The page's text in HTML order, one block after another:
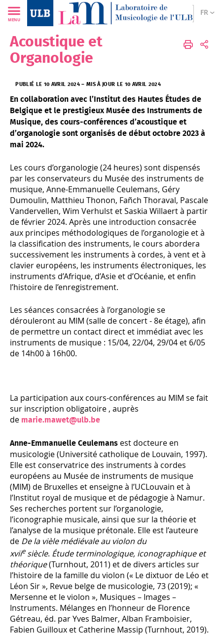
FR
MENU
LAM FR Recherche
Acoustique et
Organologie
PUBLIÉ LE 10 AVRIL 2024 – MIS À JOUR LE 10 AVRIL 2024
En collaboration avec l’Institut des Hautes Études de
Belgique et le prestigieux Musée des Instruments de
Musique, des cours-conférences d’acoustique et
d’organologie sont organisés de début octobre 2023 à
mai 2024.
Les cours d’organologie (24 heures) sont dispensés
par les conservateurs du Musée des instruments de
musique, Anne-Emmanuelle Ceulemans, Géry
Dumoulin, Matthieu Thonon, Fañch Thoraval, Pascale
Vandervellen, Wim Verhulst et Saskia Willaert à partir
de février 2024. Après une introduction consacrée
aux principes méthodologiques de l’organologie et à
la classification des instruments, le cours abordera
successivement les instruments à cordes, à vent et à
clavier européens, les instruments électroniques, les
instruments d’Afrique, d’Asie et d’Océanie, et enfin
l’histoire de l’enregistrement.
Les séances consacrées à l’organologie se
dérouleront au MIM (salle de concert - 8e étage), afin
de permettre un contact direct et immédiat avec les
instruments de musique : 15/04, 22/04, 29/04 et 6/05
de 14h00 à 16h00.
La participation aux cours-conférences au MIM se fait
sur inscription obligatoire , auprès
de marie.mawet@ulb.be
Anne-Emmanuelle Ceulemans est docteure en
musicologie (Université catholique de Louvain, 1997).
Elle est conservatrice des instruments à cordes
européens au Musée de instruments de musique
(MIM) de Bruxelles et enseigne à l’UCLouvain et à
l’Institut royal de musique et de pédagogie à Namur.
Ses recherches portent sur l’organologie,
l’iconographie musicale, ainsi que sur la théorie et
l’analyse de la musique prétonale. Elle est l’auteure
de De la vièle médiévale au violon du
xviiesiècle. Étude terminologique, iconographique et
théorique(Turnhout, 2011) et de divers articles sur
l’histoire de la famille du violon (« Le dixtuor de Léo et
Léon Sir », Revue belge de musicologie, 73 (2019); «
Mersenne et le violon », Musiques – Images –
Instruments. Mélanges en l’honneur de Florence
Gétreau, éd. par Yves Balmer, Alban Framboisier,
Fabien Guilloux et Catherine Massip (Turnhout, 2019).